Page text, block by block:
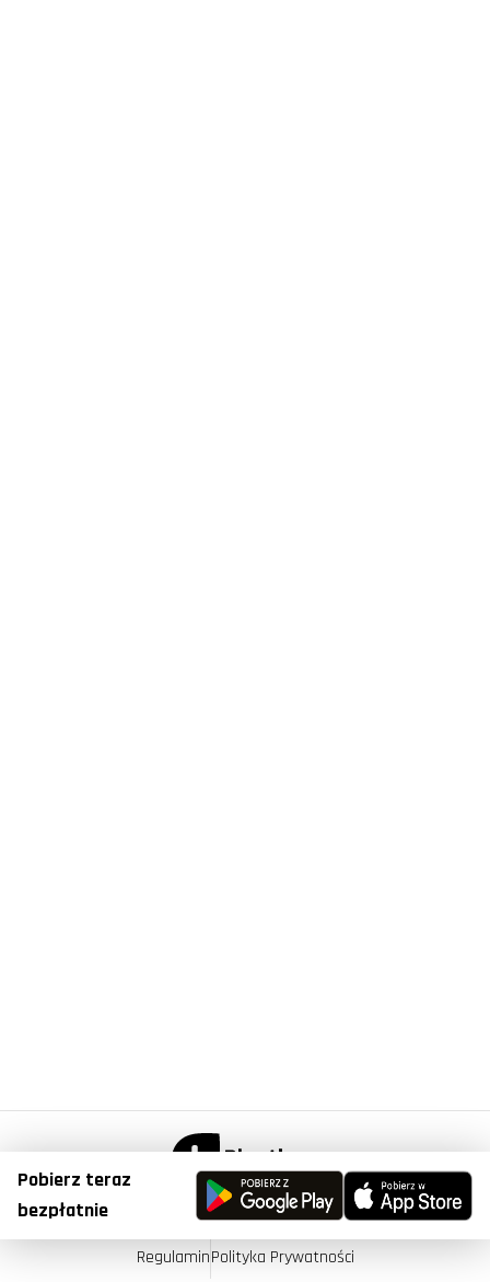
Pobierz teraz
bezpłatnie© Copyright 2023, Plantis . All Right Reserved.
RegulaminPolityka Prywatności